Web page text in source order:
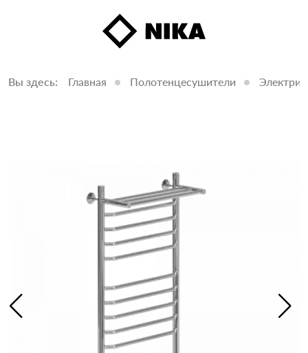
Вы здесь: Главная Полотенцесушители